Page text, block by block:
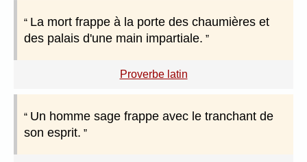
La mort frappe à la porte des chaumières et
des palais d'une main impartiale.
Proverbe latin
Un homme sage frappe avec le tranchant de
son esprit.